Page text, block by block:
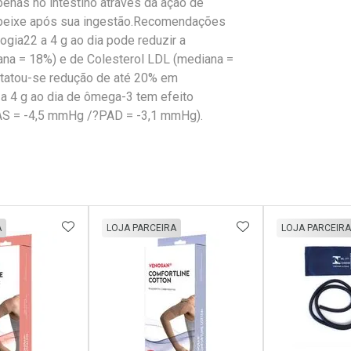
após sua ingestão.Recomendações
a 4 g ao dia pode reduzir a
= 18%) e de Colesterol LDL (mediana =
se redução de até 20% em
4 g ao dia de ômega-3 tem efeito
= -4,5 mmHg /?PAD = -3,1 mmHg).
ADICIONAR AOS FAVORITOS
LOJA PARCEIRA ADICIONAR AOS
LOJA PARCEIRA